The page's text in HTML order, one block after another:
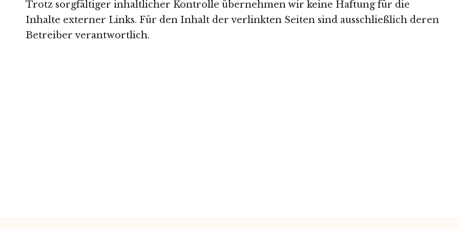
Trotz sorgfältiger inhaltlicher Kontrolle übernehmen wir keine Haftung für die
Inhalte externer Links. Für den Inhalt der verlinkten Seiten sind ausschließlich deren
Betreiber verantwortlich.